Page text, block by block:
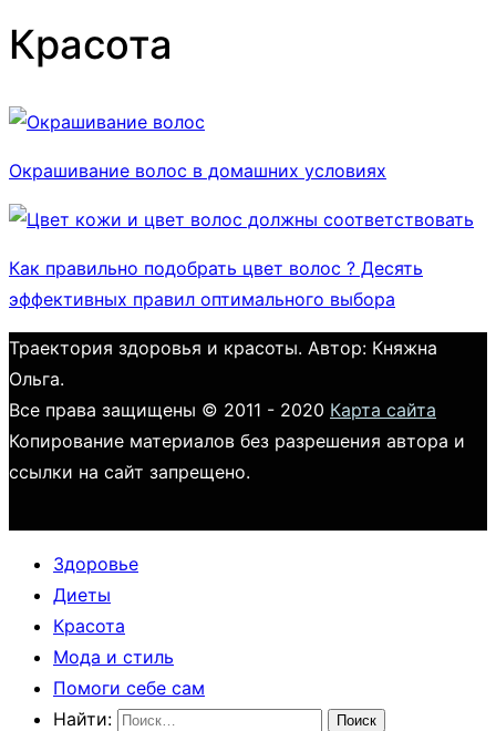
Красота
Окрашивание волос в домашних условиях
Как правильно подобрать цвет волос ? Десять
эффективных правил оптимального выбора
Траектория здоровья и красоты. Автор: Княжна
Ольга.
Все права защищены © 2011 - 2020 Карта сайта
Копирование материалов без разрешения автора и
ссылки на сайт запрещено.
Здоровье
Диеты
Красота
Мода и стиль
Помоги себе сам
Найти: